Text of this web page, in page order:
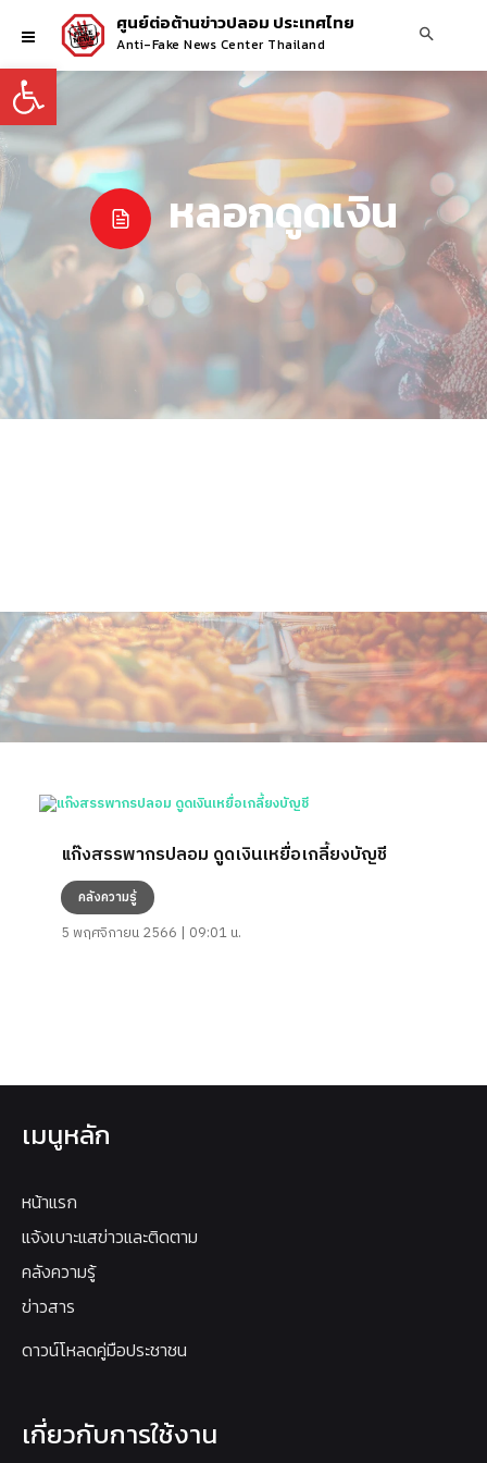
Open toolbar
ศูนย์ต่อต้านข่าวปลอม ประเทศไทย
Anti-Fake News Center Thailand
หลอกดูดเงิน
แก๊งสรรพากรปลอม ดูดเงินเหยื่อเกลี้ยงบัญชี
คลังความรู้
5 พฤศจิกายน 2566 | 09:01 น.
เมนูหลัก
หน้าแรก
แจ้งเบาะแสข่าวและติดตาม
คลังความรู้
ข่าวสาร
ดาวน์โหลดคู่มือประชาชน
เกี่ยวกับการใช้งาน